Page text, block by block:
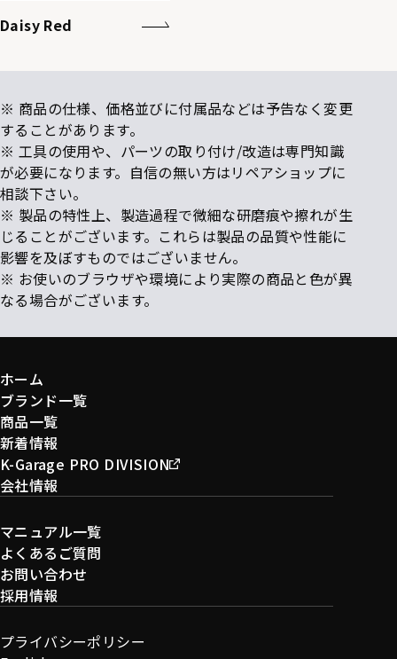
Daisy Red
※ 商品の仕様、価格並びに付属品などは予告なく変更
することがあります。
※ 工具の使用や、パーツの取り付け/改造は専門知識
が必要になります。自信の無い方はリペアショップに
相談下さい。
※ 製品の特性上、製造過程で微細な研磨痕や擦れが生
じることがございます。これらは製品の品質や性能に
影響を及ぼすものではございません。
※ お使いのブラウザや環境により実際の商品と色が異
なる場合がございます。
ホーム
ブランド一覧
商品一覧
新着情報
K-Garage PRO DIVISION
会社情報
マニュアル一覧
よくあるご質問
お問い合わせ
採用情報
プライバシーポリシー